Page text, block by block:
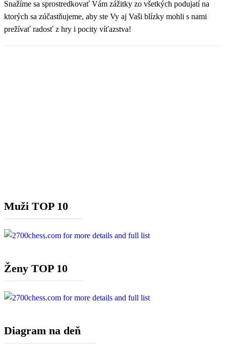
Snažíme sa sprostredkovať Vám zážitky zo všetkých podujatí na
ktorých sa zúčastňujeme, aby ste Vy aj Vaši blízky mohli s nami
prežívať radosť z hry i pocity víťazstva!
Muži TOP 10
Ženy TOP 10
Diagram na deň